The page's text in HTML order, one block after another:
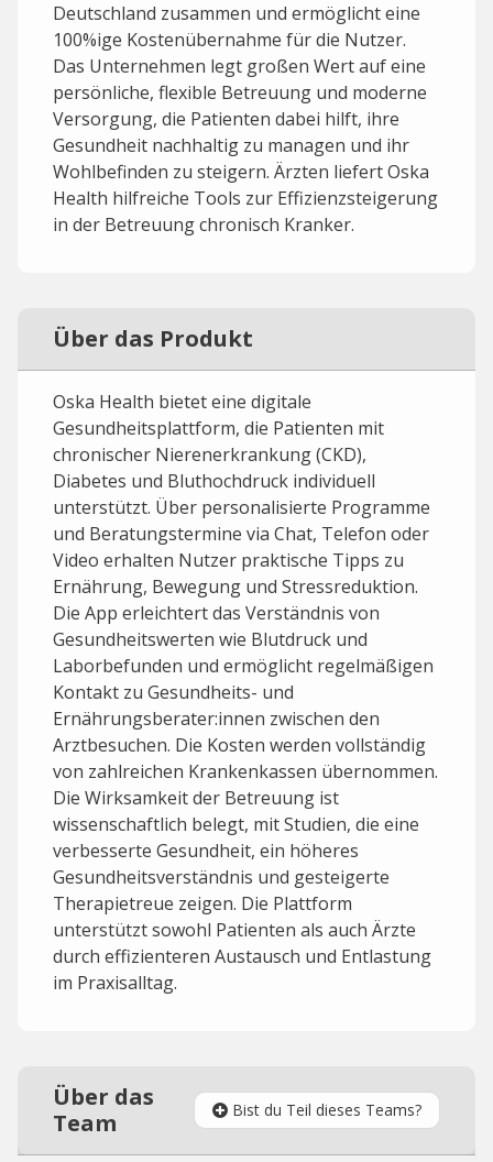
Deutschland zusammen und ermöglicht eine
100%ige Kostenübernahme für die Nutzer.
Das Unternehmen legt großen Wert auf eine
persönliche, flexible Betreuung und moderne
Versorgung, die Patienten dabei hilft, ihre
Gesundheit nachhaltig zu managen und ihr
Wohlbefinden zu steigern. Ärzten liefert Oska
Health hilfreiche Tools zur Effizienzsteigerung
in der Betreuung chronisch Kranker.
Über das Produkt
Oska Health bietet eine digitale
Gesundheitsplattform, die Patienten mit
chronischer Nierenerkrankung (CKD),
Diabetes und Bluthochdruck individuell
unterstützt. Über personalisierte Programme
und Beratungstermine via Chat, Telefon oder
Video erhalten Nutzer praktische Tipps zu
Ernährung, Bewegung und Stressreduktion.
Die App erleichtert das Verständnis von
Gesundheitswerten wie Blutdruck und
Laborbefunden und ermöglicht regelmäßigen
Kontakt zu Gesundheits- und
Ernährungsberater:innen zwischen den
Arztbesuchen. Die Kosten werden vollständig
von zahlreichen Krankenkassen übernommen.
Die Wirksamkeit der Betreuung ist
wissenschaftlich belegt, mit Studien, die eine
verbesserte Gesundheit, ein höheres
Gesundheitsverständnis und gesteigerte
Therapietreue zeigen. Die Plattform
unterstützt sowohl Patienten als auch Ärzte
durch effizienteren Austausch und Entlastung
im Praxisalltag.
Über das
Team
Bist du Teil dieses Teams?